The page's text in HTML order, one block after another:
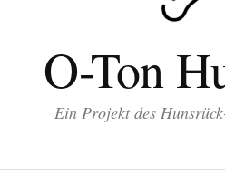
O-Ton
Ein Projekt des